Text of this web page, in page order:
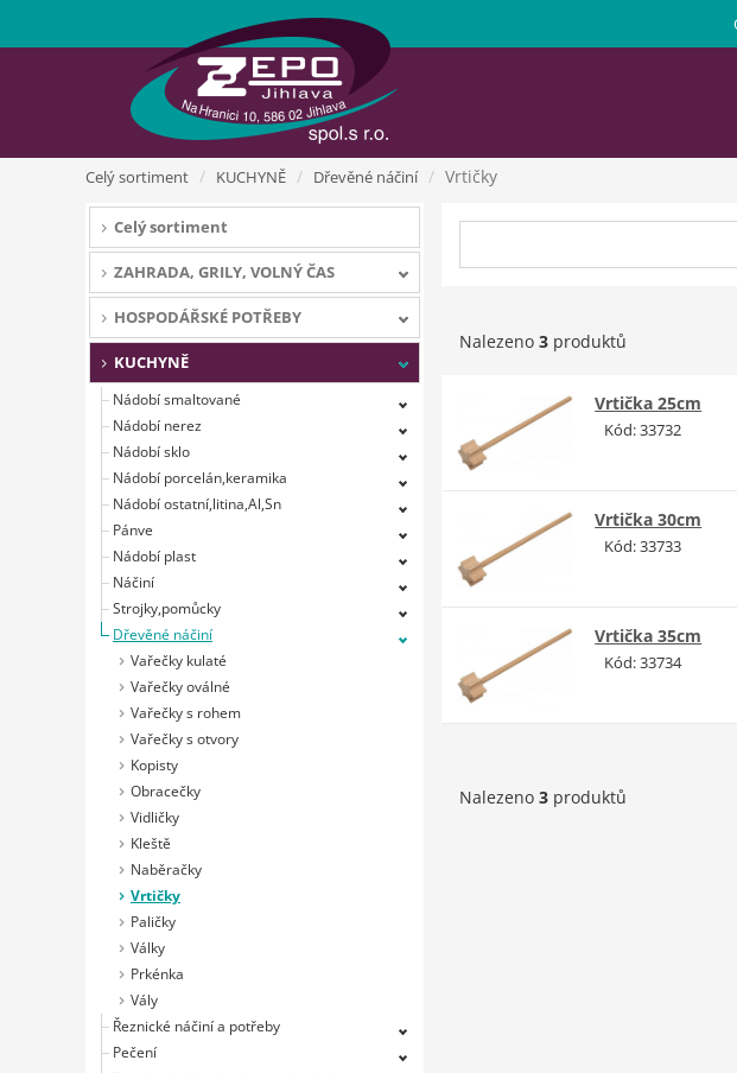
Celý sortiment KUCHYNĚ Dřevěné náčiní Vrtičky
Nalezeno 3 produktů
Vrtička 25cm
Kód: 33732
Vrtička 30cm
Kód: 33733
Vrtička 35cm
Kód: 33734
Nalezeno 3 produktů
Celý sortiment
ZAHRADA, GRILY, VOLNÝ ČAS
HOSPODÁŘSKÉ POTŘEBY
KUCHYNĚ
Nádobí smaltované
Nádobí nerez
Nádobí sklo
Nádobí porcelán,keramika
Nádobí ostatní,litina,Al,Sn
Pánve
Nádobí plast
Náčiní
Strojky,pomůcky
Dřevěné náčiní
Vařečky kulaté
Vařečky oválné
Vařečky s rohem
Vařečky s otvory
Kopisty
Obracečky
Vidličky
Kleště
Naběračky
Vrtičky
Paličky
Války
Prkénka
Vály
Řeznické náčiní a potřeby
Pečení